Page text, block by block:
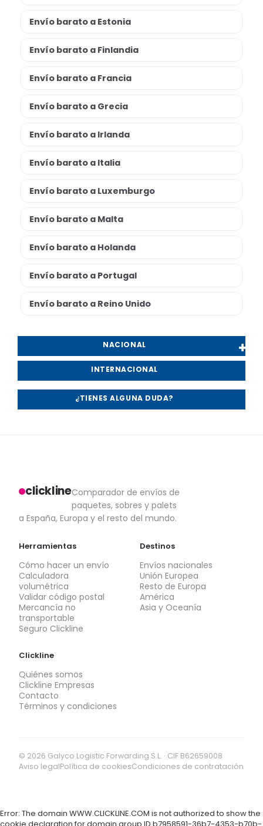
Envío barato a Estonia
Envío barato a Finlandia
Envío barato a Francia
Envío barato a Grecia
Envío barato a Irlanda
Envío barato a Italia
Envío barato a Luxemburgo
Envío barato a Malta
Envío barato a Holanda
Envío barato a Portugal
Envío barato a Reino Unido
NACIONAL
INTERNACIONAL
¿TIENES ALGUNA DUDA?
clicklineComparador de envíos de
paquetes, sobres y palets
a España, Europa y el resto del mundo.
Herramientas
Cómo hacer un envío
Calculadora
volumétrica
Validar código postal
Mercancía no
transportable
Seguro Clickline
Destinos
Envíos nacionales
Unión Europea
Resto de Europa
América
Asia y Oceanía
Clickline
Quiénes somos
Clickline Empresas
Contacto
Términos y condiciones
© 2026 Galyco Logistic Forwarding S.L. · CIF B62659008
Aviso legalPolítica de cookiesCondiciones de contratación
Error: The domain WWW.CLICKLINE.COM is not authorized to show the